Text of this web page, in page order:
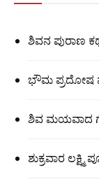
ಶಿವನ ಪುರಾಣ
ಭೌಮ ಪ್ರದೋಷ
ಶಿವ ಮಯವಾದ
ಶುಕ್ರವಾರ ಲಕ್ಷ್ಮಿ